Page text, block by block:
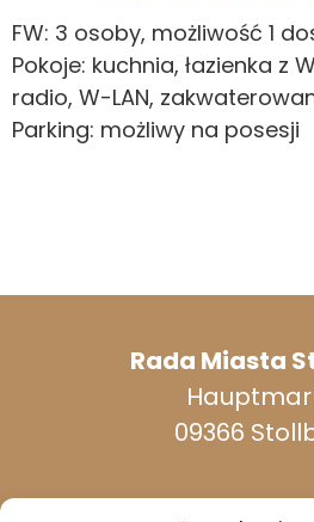
FW: 3 osoby, możliwość 1
Pokoje: kuchnia, łazienka z
radio, W-LAN,
Parking: możliwy na posesji
Rada Miasta
09366